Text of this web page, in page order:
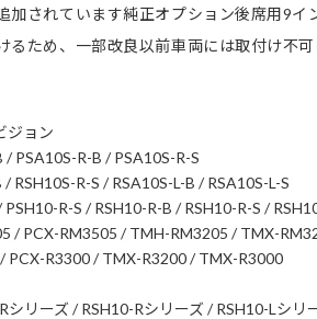
加されています純正オプション後席用9
るため、一部改良以前車両には取付け不
ジョン
/ PSA10S-R-B / PSA10S-R-S
/ RSH10S-R-S / RSA10S-L-B / RSA10S-L-S
PSH10-R-S / RSH10-R-B / RSH10-R-S /
/ PCX-RM3505 / TMH-RM3205 / TMX-
PCX-R3300 / TMX-R3200 / TMX-R3000
リーズ / RSH10-Rシリーズ / RSH10-Lシ